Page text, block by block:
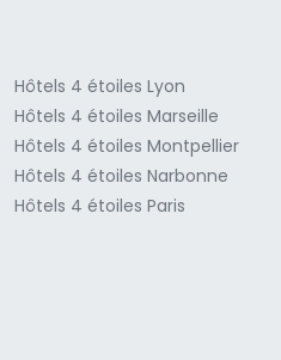
Hôtels 4 étoiles Lyon
Hôtels 4 étoiles Marseille
Hôtels 4 étoiles Montpellier
Hôtels 4 étoiles Narbonne
Hôtels 4 étoiles Paris